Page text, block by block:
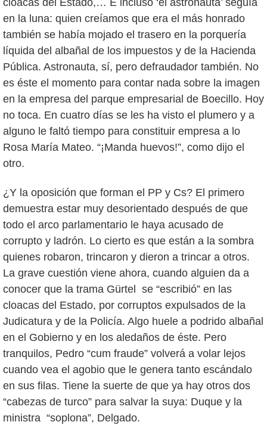
cloacas del Estado,… E incluso ‘el astronauta’ seguía
en la luna: quien creíamos que era el más honrado
también se había mojado el trasero en la porquería
líquida del albañal de los impuestos y de la Hacienda
Pública. Astronauta, sí, pero defraudador también. No
es éste el momento para contar nada sobre la imagen
en la empresa del parque empresarial de Boecillo. Hoy
no toca. En cuatro días se les ha visto el plumero y a
alguno le faltó tiempo para constituir empresa a lo
Rosa María Mateo. “¡Manda huevos!”, como dijo el
otro.
¿Y la oposición que forman el PP y Cs? El primero
demuestra estar muy desorientado después de que
todo el arco parlamentario le haya acusado de
corrupto y ladrón. Lo cierto es que están a la sombra
quienes robaron, trincaron y dieron a trincar a otros.
La grave cuestión viene ahora, cuando alguien da a
conocer que la trama Gürtel se “escribió” en las
cloacas del Estado, por corruptos expulsados de la
Judicatura y de la Policía. Algo huele a podrido albañal
en el Gobierno y en los aledaños de éste. Pero
tranquilos, Pedro “cum fraude” volverá a volar lejos
cuando vea el agobio que le genera tanto escándalo
en sus filas. Tiene la suerte de que ya hay otros dos
“cabezas de turco” para salvar la suya: Duque y la
ministra “soplona”, Delgado.